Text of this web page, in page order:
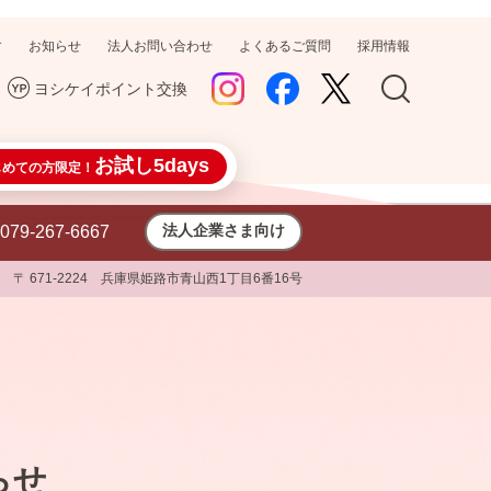
お知らせ 法人お問い合わせ よくあるご質問 採用情報
ヨシケイポイント交換
ての方限定！ お試し5days
法人企業さま向け
079-267-6667
〒 671-2224 兵庫県姫路市青山西1丁目6番16号
せ